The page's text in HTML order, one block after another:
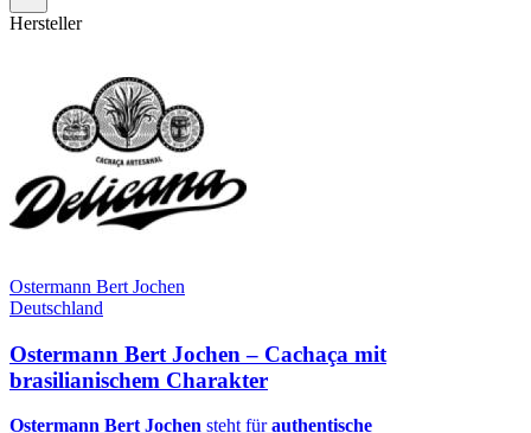
Hersteller
Ostermann Bert Jochen
Deutschland
Ostermann Bert Jochen – Cachaça mit
brasilianischem Charakter
Ostermann Bert Jochen steht fürauthentische